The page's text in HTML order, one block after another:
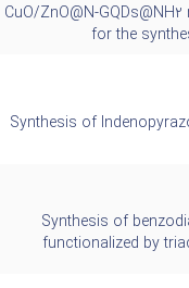
CuO/ZnO@N-
for the
Synthesis of
Synthesis of
functionalized by